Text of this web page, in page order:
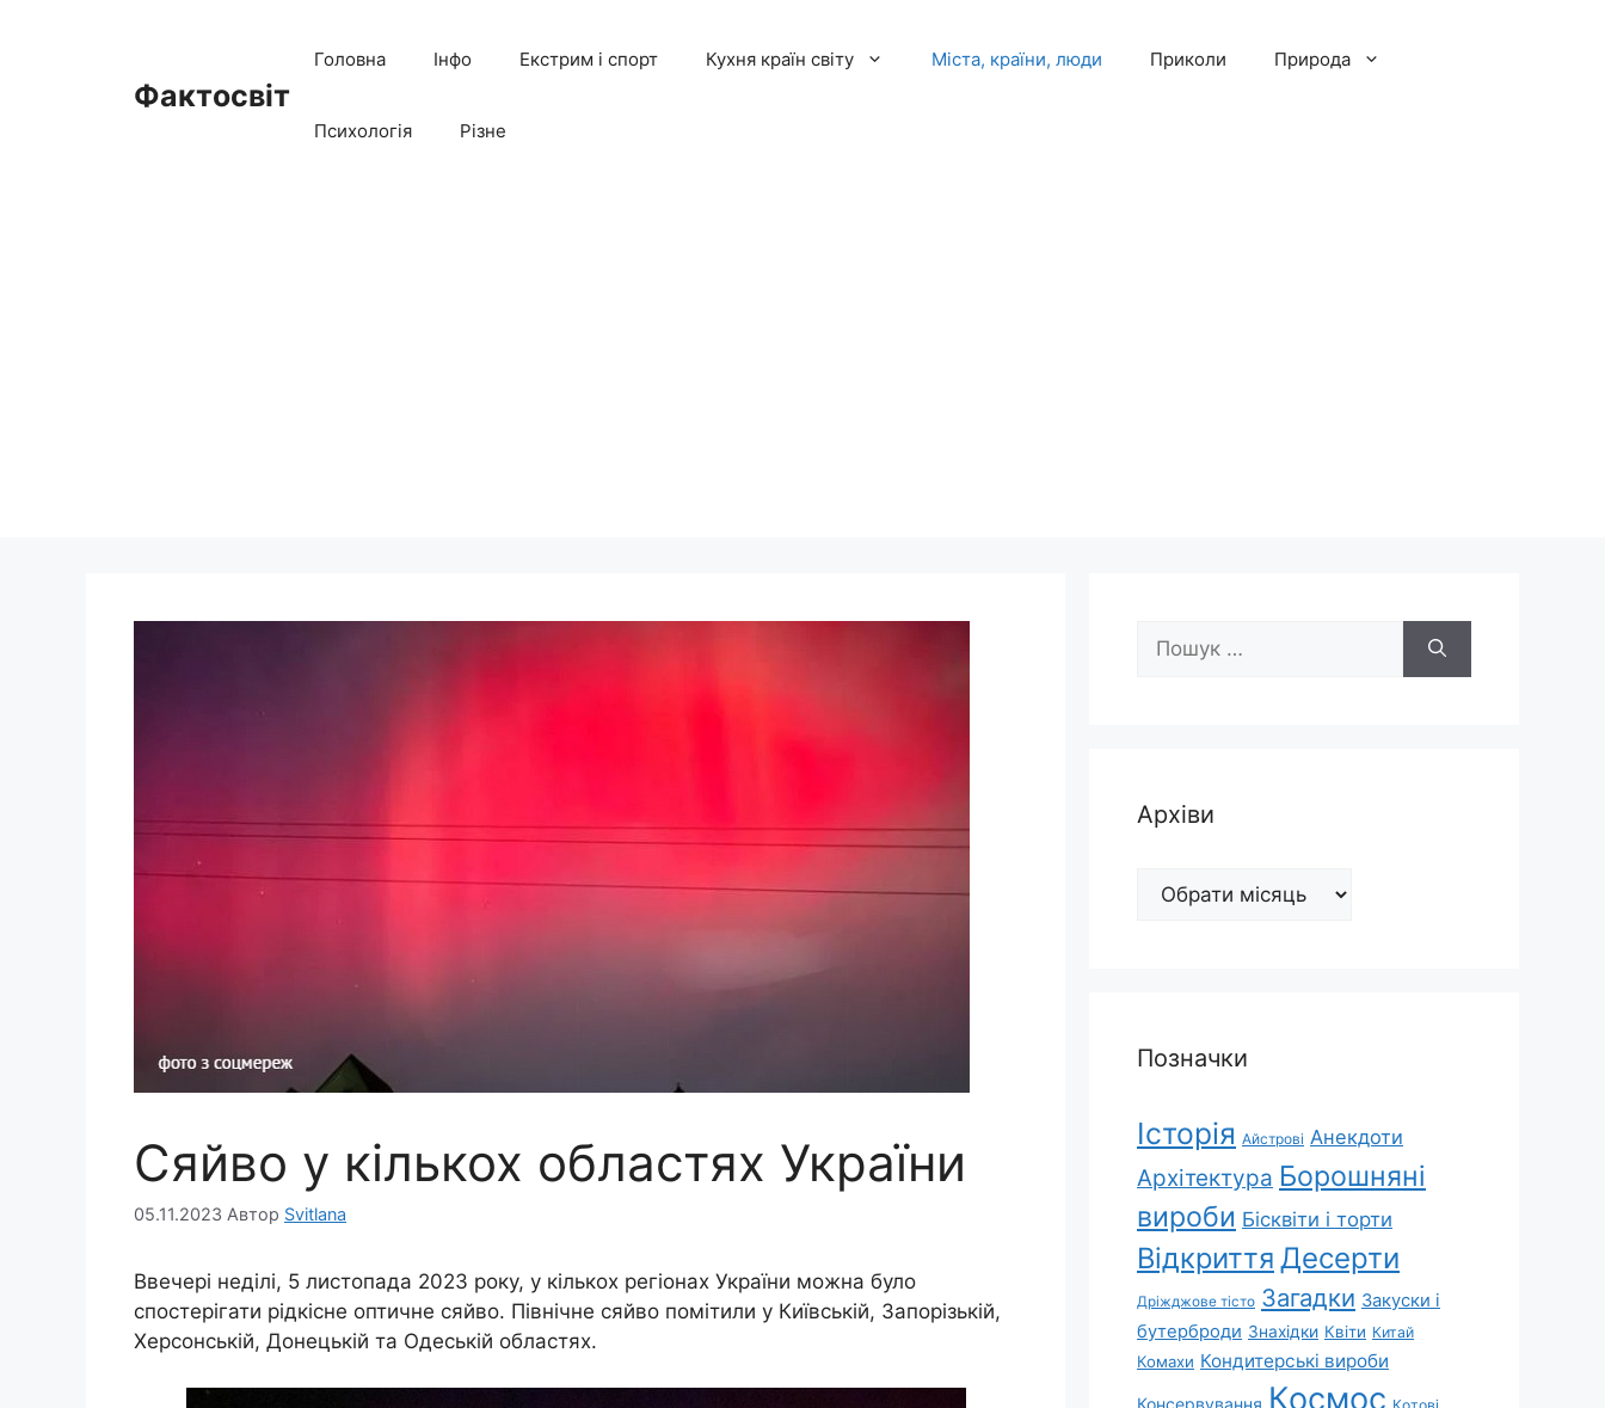
Фактосвіт
Головна Інфо Екстрим і спорт Кухня країн світу Міста, країни, люди Приколи Природа
Психологія Різне
Сяйво у кількох областях України
05.11.2023 Автор Svitlana
Ввечері неділі, 5 листопада 2023 року, у кількох регіонах України можна було
спостерігати рідкісне оптичне сяйво. Північне сяйво помітили у Київській, Запорізькій,
Херсонській, Донецькій та Одеській областях.
Пошук:
Архіви
Архіви
Позначки
Історія Айстрові Анекдоти
Архітектура Борошняні
вироби Бісквіти і торти
Відкриття Десерти
Дріжджове тісто Загадки Закуски і
бутерброди Знахідки Квіти Китай
Комахи Кондитерські вироби
Консервування Космос